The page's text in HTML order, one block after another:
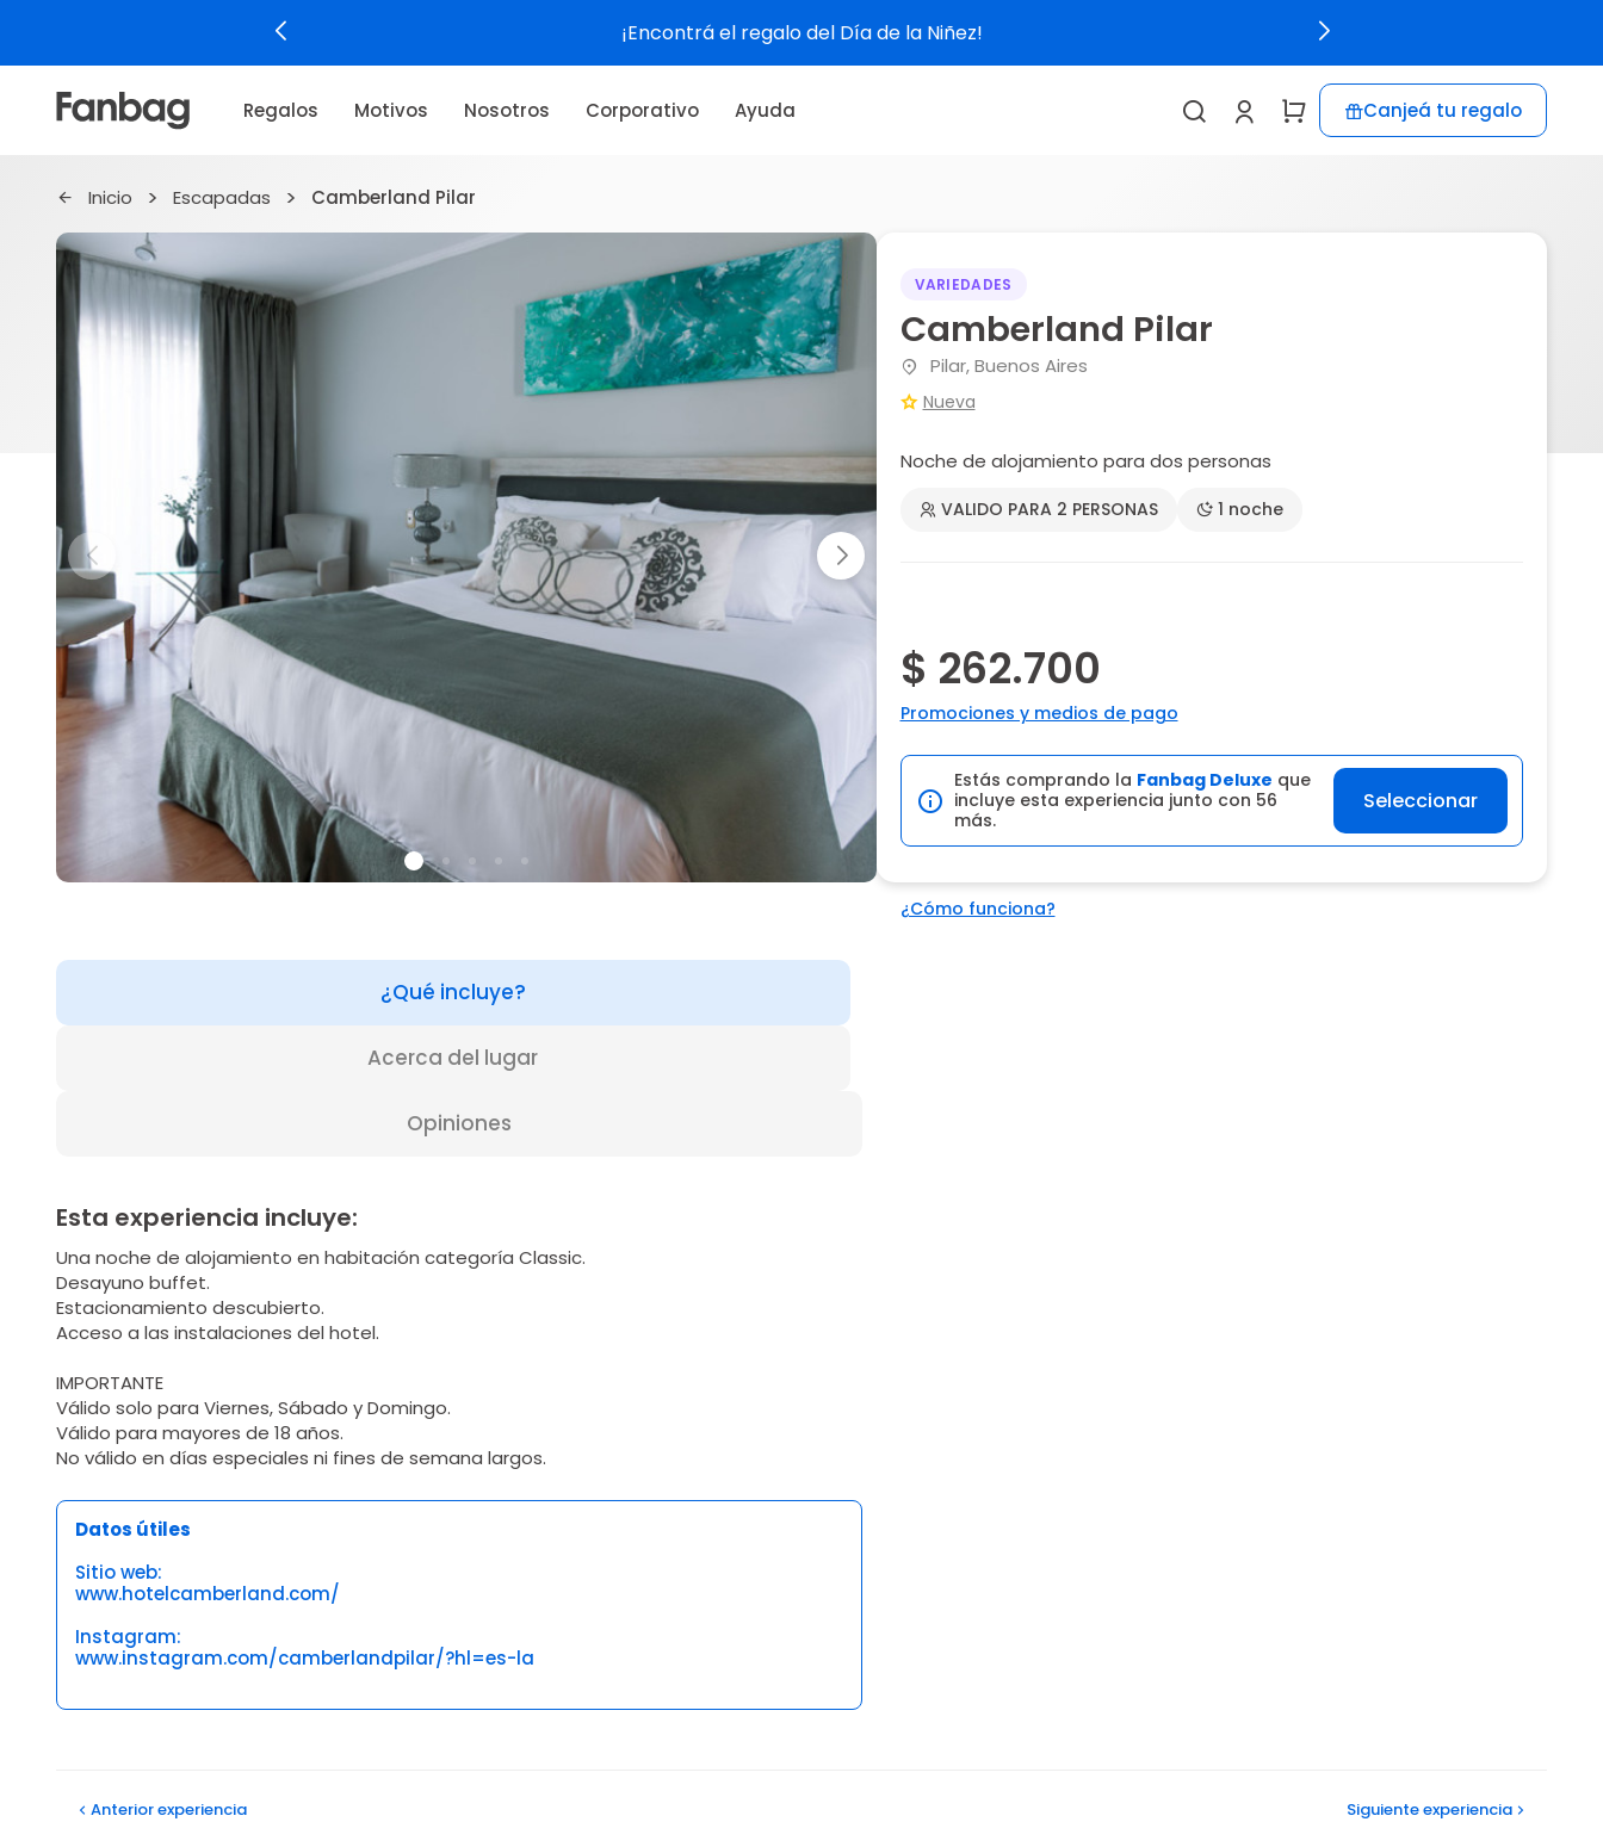
¡Encontrá el regalo del Día de la Niñez!
Regalos Motivos Nosotros Corporativo Ayuda Canjeá tu regalo
Inicio Escapadas Camberland Pilar
VARIEDADES
Camberland Pilar
Pilar, Buenos Aires
Nueva
Noche de alojamiento para dos personas
VALIDO PARA 2 PERSONAS 1 noche
$ 262.700
Promociones y medios de pago
Estás comprando la Fanbag Deluxe que
incluye esta experiencia junto con 56
más.
Seleccionar
¿Cómo funciona?
¿Qué incluye?
Acerca del lugar
Opiniones
Esta experiencia incluye:
Una noche de alojamiento en habitación categoría Classic.
Desayuno buffet.
Estacionamiento descubierto.
Acceso a las instalaciones del hotel.
IMPORTANTE
Válido solo para Viernes, Sábado y Domingo.
Válido para mayores de 18 años.
No válido en días especiales ni fines de semana largos.
Datos útiles
Sitio web:
www.hotelcamberland.com/
Instagram:
www.instagram.com/camberlandpilar/?hl=es-la
Anteriorexperiencia Siguienteexperiencia